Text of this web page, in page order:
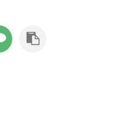
用したタイヤ
診ていきま
の液剤がパン